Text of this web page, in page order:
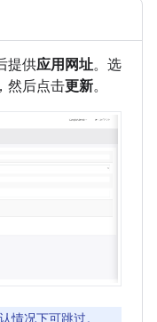
提供应用网址。选
，然后点击更新。
情况下可跳过。